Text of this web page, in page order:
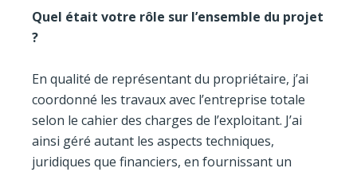
Quel était votre rôle sur l’ensemble du projet
?
En qualité de représentant du propriétaire, j’ai
coordonné les travaux avec l’entreprise totale
selon le cahier des charges de l’exploitant. J’ai
ainsi géré autant les aspects techniques,
juridiques que financiers, en fournissant un